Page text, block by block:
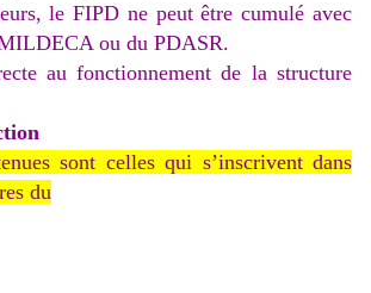
le FIPD ne peut être cumulé avec
ou du PDASR.
au fonctionnement de la structure
sont celles qui s’inscrivent dans
du